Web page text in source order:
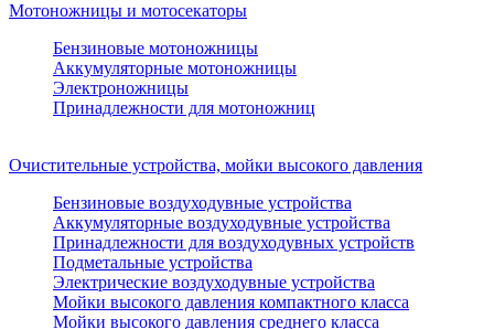
Мотоножницы и мотосекаторы
Бензиновые мотоножницы
Аккумуляторные мотоножницы
Электроножницы
Принадлежности для мотоножниц
Очистительные устройства, мойки высокого давления
Бензиновые воздуходувные устройства
Аккумуляторные воздуходувные устройства
Принадлежности для воздуходувных устройств
Подметальные устройства
Электрические воздуходувные устройства
Мойки высокого давления компактного класса
Мойки высокого давления среднего класса